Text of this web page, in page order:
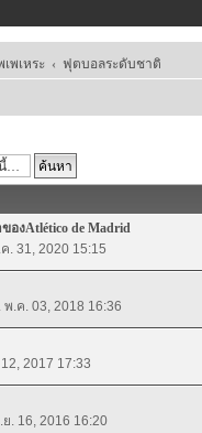
เพเหระ ‹ ฟุตบอลระดับชาติ
องAtlético de Madrid
. 31, 2020 15:15
.ค. 03, 2018 16:36
2017 17:33
ย. 16, 2016 16:20